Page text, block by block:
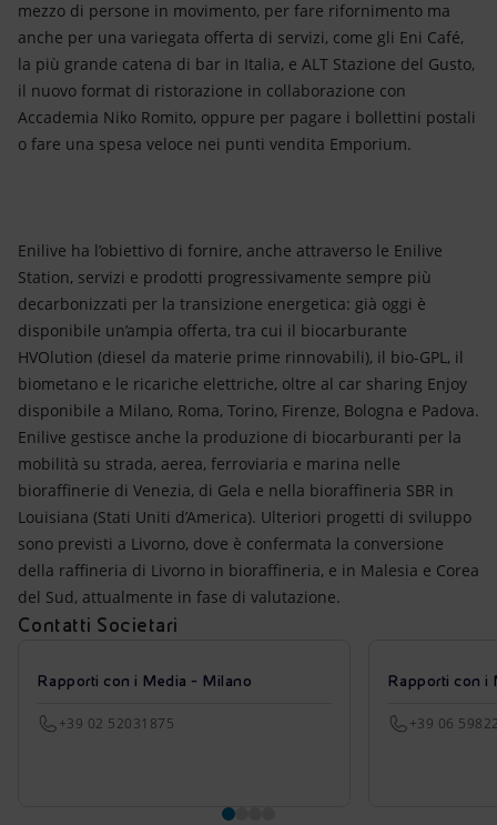
mezzo di persone in movimento, per fare rifornimento ma
anche per una variegata offerta di servizi, come gli Eni Café,
la più grande catena di bar in Italia, e ALT Stazione del Gusto,
il nuovo format di ristorazione in collaborazione con
Accademia Niko Romito, oppure per pagare i bollettini postali
o fare una spesa veloce nei punti vendita Emporium.
Enilive ha l’obiettivo di fornire, anche attraverso le Enilive
Station, servizi e prodotti progressivamente sempre più
decarbonizzati per la transizione energetica: già oggi è
disponibile un’ampia offerta, tra cui il biocarburante
HVOlution (diesel da materie prime rinnovabili), il bio-GPL, il
biometano e le ricariche elettriche, oltre al car sharing Enjoy
disponibile a Milano, Roma, Torino, Firenze, Bologna e Padova.
Enilive gestisce anche la produzione di biocarburanti per la
mobilità su strada, aerea, ferroviaria e marina nelle
bioraffinerie di Venezia, di Gela e nella bioraffineria SBR in
Louisiana (Stati Uniti d’America). Ulteriori progetti di sviluppo
sono previsti a Livorno, dove è confermata la conversione
della raffineria di Livorno in bioraffineria, e in Malesia e Corea
del Sud, attualmente in fase di valutazione.
Contatti Societari
Rapporti con i Media - Milano
+39 02 52031875
Rapporti con i
+39 06